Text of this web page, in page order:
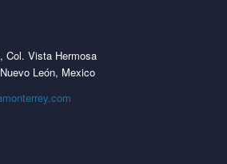
Col. Vista Hermosa
León, Mexico